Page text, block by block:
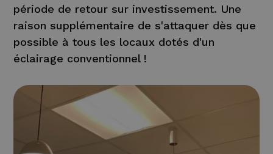
période de retour sur investissement. Une
raison supplémentaire de s'attaquer dès que
possible à tous les locaux dotés d'un
éclairage conventionnel !